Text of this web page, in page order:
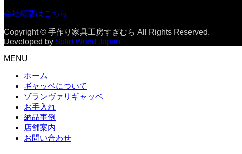
会社概要はこちら
Copyright © 手作り家具工房すぎむら All Rights Reserved.
Developed by Solid Wood Japan
MENU
ホーム
ギャッベについて
ゾランヴァリギャッベ
お手入れ
納品事例
店舗案内
お問い合わせ